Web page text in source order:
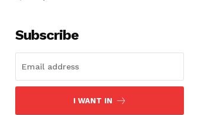
Subscribe
I WANT IN